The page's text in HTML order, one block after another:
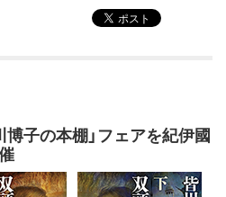
子の本棚」フェアを紀伊國